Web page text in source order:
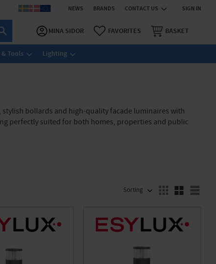
NEWS BRANDS CONTACT US SIGN IN
MINA SIDOR FAVORITES BASKET
& Tools Lighting
bollards and high-quality facade luminaires with
perfectly suited for both homes, properties and public
SELECT SORTING METHOD